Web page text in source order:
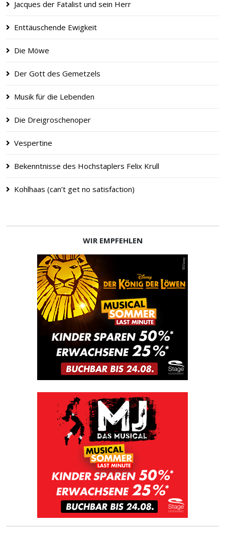
Jacques der Fatalist und sein Herr
Enttäuschende Ewigkeit
Die Möwe
Der Gott des Gemetzels
Musik für die Lebenden
Die Dreigroschenoper
Vespertine
Bekenntnisse des Hochstaplers Felix Krull
Kohlhaas (can’t get no satisfaction)
WIR EMPFEHLEN